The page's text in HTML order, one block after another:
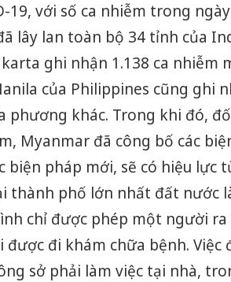
19, với số ca nhiễm trong
lây lan toàn bộ 34 tỉnh của
ghi nhận 1.138 ca nhiễm
của Philippines cũng ghi
phương khác. Trong khi đó,
Myanmar đã công bố các
biện pháp mới, sẽ có hiệu lực
thành phố lớn nhất đất nước
chỉ được phép một người
đi khám chữa bệnh. Việc
sở phải làm việc tại nhà,